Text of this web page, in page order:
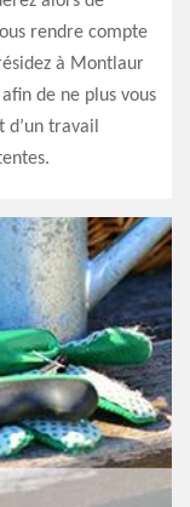
rendre compte
à Montlaur
de ne plus vous
travail